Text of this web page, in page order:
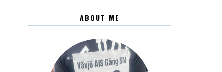
ABOUT ME